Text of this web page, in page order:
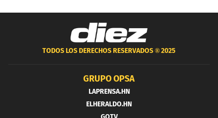
TODOS LOS DERECHOS RESERVADOS ®2025
GRUPO OPSA
LAPRENSA.HN
ELHERALDO.HN